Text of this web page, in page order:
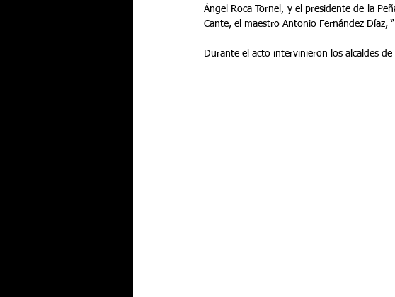
Ángel Roca Tornel, y el presidente de la
Cante, el maestro Antonio Fernández Díaz,
Durante el acto intervinieron los alcaldes